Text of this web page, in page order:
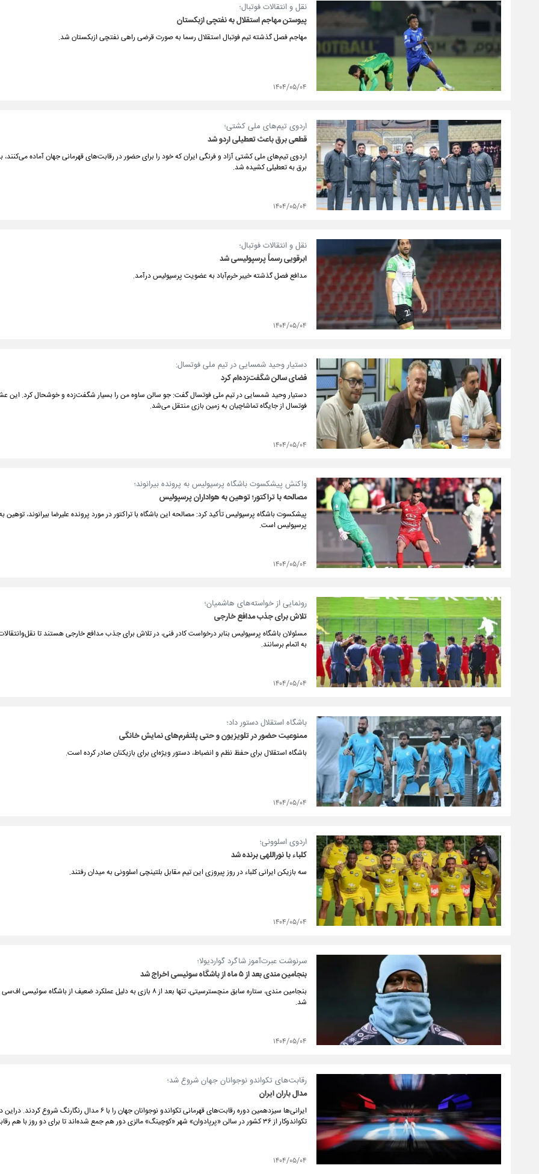
نقل و انتقالات فوتبال؛
پیوستن مهاجم استقلال به نفتچی ازبکستان
مهاجم فصل گذشته تیم فوتبال استقلال رسما به صورت قرضی راهی نفتچی ازبکستان شد.
۱۴۰۴/۰۵/۰۴
اردوی تیم‌های ملی کشتی؛
قطعی برق باعث تعطیلی اردو شد
اردوی تیم‌های ملی کشتی آزاد و فرنگی ایران که خود را برای حضور در رقابت‌های قهرمانی جهان آماده
برق به تعطیلی کشیده شد.
۱۴۰۴/۰۵/۰۴
نقل و انتقالات فوتبال؛
ابرقویی رسماً پرسپولیسی شد
مدافع فصل گذشته خیبر خرم‌آباد به عضویت پرسپولیس درآمد.
۱۴۰۴/۰۵/۰۴
دستیار وحید شمسایی در تیم ملی فوتسال:
فضای سالن شگفت‌زده‌ام کرد
دستیار وحید شمسایی در تیم ملی فوتسال گفت: جو سالن ساوه من را بسیار شگفت‌زده و خوشحال کرد. این
فوتسال از جایگاه تماشاچیان به زمین بازی منتقل می‌شد.
۱۴۰۴/۰۵/۰۴
واکنش پیشکسوت باشگاه پرسپولیس به پرونده بیرانوند؛
مصالحه با تراکتور؛ توهین به هواداران پرسپولیس
پیشکسوت باشگاه پرسپولیس تأکید کرد: مصالحه این باشگاه با تراکتور در مورد پرونده علیرضا بیرانوند، توهین
پرسپولیس است.
۱۴۰۴/۰۵/۰۴
رونمایی از خواسته‌های هاشمیان؛
تلاش برای جذب مدافع خارجی
مسئولان باشگاه پرسپولیس بنابر درخواست کادر فنی، در تلاش برای جذب مدافع خارجی هستند تا
به اتمام برسانند.
۱۴۰۴/۰۵/۰۴
باشگاه استقلال دستور داد؛
ممنوعیت حضور در تلویزیون و حتی پلتفرم‌های نمایش خانگی
باشگاه استقلال برای حفظ نظم و انضباط، دستور ویژه‌ای برای بازیکنان صادر کرده است.
۱۴۰۴/۰۵/۰۴
اردوی اسلوونی؛
کلباء با نوراللهی برنده شد
سه بازیکن ایرانی کلباء در روز پیروزی این تیم مقابل بلتینچی اسلوونی به میدان رفتند.
۱۴۰۴/۰۵/۰۴
سرنوشت عبرت‌آموز شاگرد گواردیولا؛
بنجامین مندی بعد از ۵ ماه از باشگاه سوئیسی اخراج شد
بنجامین مندی، ستاره سابق منچسترسیتی، تنها بعد از ۸ بازی به ‏دلیل عملکرد ضعیف از باشگاه
شد. ‏
۱۴۰۴/۰۵/۰۴
رقابت‌های تکواندو نوجوانان جهان شروع شد؛
مدال باران ایران
تکواندوکار از ۳۶ کشور در سالن «پرپادوان» شهر «کوچینگ» مالزی دور هم جمع شده‌اند تا برای دو روز با هم رقابت کنند.
۱۴۰۴/۰۵/۰۴